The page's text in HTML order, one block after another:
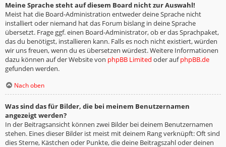
Meine Sprache steht auf diesem Board nicht zur Auswahl!
Meist hat die Board-Administration entweder deine Sprache nicht
installiert oder niemand hat das Forum bislang in deine Sprache
übersetzt. Frage ggf. einen Board-Administrator, ob er das Sprachpaket,
das du benötigst, installieren kann. Falls es noch nicht existiert, würden
wir uns freuen, wenn du es übersetzen würdest. Weitere Informationen
dazu können auf der Website von phpBB Limited oder aufphpBB.de
gefunden werden.
Nach oben
Was sind das für Bilder, die bei meinem Benutzernamen
angezeigt werden?
In der Beitragsansicht können zwei Bilder bei deinem Benutzernamen
stehen. Eines dieser Bilder ist meist mit deinem Rang verknüpft: Oft sind
dies Sterne, Kästchen oder Punkte, die deine Beitragszahl oder deinen